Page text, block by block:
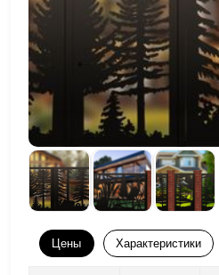
Цены Характеристики